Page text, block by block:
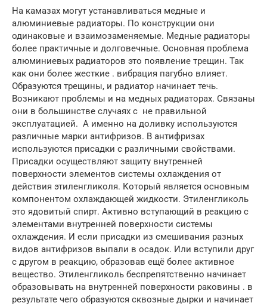
На камазах могут устанавливаться медные и
алюминиевые радиаторы. По конструкции они
одинаковые и взаимозаменяемые. Медные радиаторы
более практичные и долговечные. Основная проблема
алюминиевых радиаторов это появление трещин. Так
как они более жесткие . вибрация пагубно влияет.
Образуются трещины, и радиатор начинает течь.
Возникают проблемы и на медных радиаторах. Связаны
они в большинстве случаях с не правильной
эксплуатацией. А именно на доливку используются
различные марки антифризов. В антифризах
используются присадки с различными свойствами.
Присадки осуществляют защиту внутренней
поверхности элементов системы охлаждения от
действия этиленгликоля. Который является основным
компонентом охлаждающей жидкости. Этиленгликоль
это ядовитый спирт. Активно вступающий в реакцию с
элементами внутренней поверхности системы
охлаждения. И если присадки из смешивания разных
видов антифризов выпали в осадок. Или вступили друг
с другом в реакцию, образовав ещё более активное
вещество. Этиленгликоль беспрепятственно начинает
образовывать на внутренней поверхности раковины . в
результате чего образуются сквозные дырки и начинает